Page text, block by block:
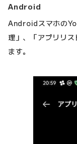
Android
Androidスマホの
理」、「アプリリ
ます。